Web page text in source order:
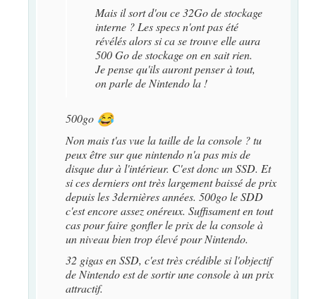
Mais il sort d'ou ce 32Go de stockage
interne ? Les specs n'ont pas été
révélés alors si ca se trouve elle aura
500 Go de stockage on en sait rien.
Je pense qu'ils auront penser à tout,
on parle de Nintendo la !
500go 😂
Non mais t'as vue la taille de la console ? tu
peux être sur que nintendo n'a pas mis de
disque dur à l'intérieur. C'est donc un SSD. Et
si ces derniers ont très largement baissé de prix
depuis les 3dernières années. 500go le SDD
c'est encore assez onéreux. Suffisament en tout
cas pour faire gonfler le prix de la console à
un niveau bien trop élevé pour Nintendo.
32 gigas en SSD, c'est très crédible si l'objectif
de Nintendo est de sortir une console à un prix
attractif.